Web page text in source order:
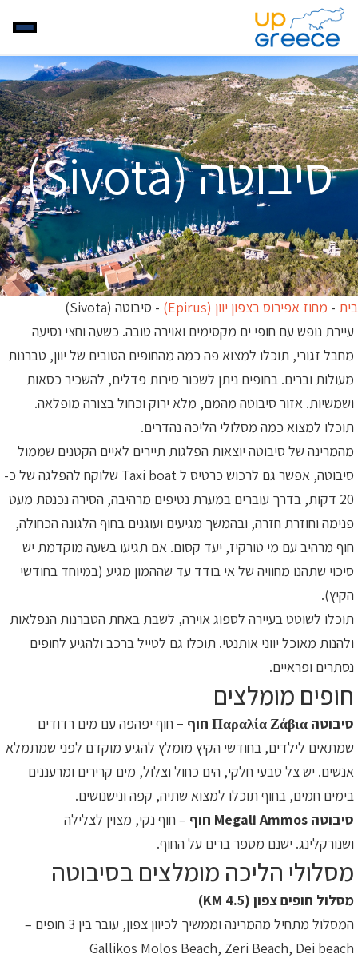
סיבוטה (Sivota)
בית - מחוז אפירוס בצפון יוון (Epirus) - סיבוטה (Sivota)
עיירת נופש עם חופי ים מקסימים ואוירה טובה. כשעה וחצי נסיעה
מחבל זגורי, תוכלו למצוא פה כמה מהחופים הטובים של יוון, טברנות
מעולות וברים. בחופים ניתן לשכור סירות פדלים, להשכיר כסאות
ושמשיות. אזור סיבוטה מהמם, מלא ירוק וכחול בצורה מופלאה.
תוכלו למצוא כמה מסלולי הליכה נהדרים.
מהמרינה של סיבוטה יוצאות הפלגות תיירים לאיים הקטנים שממול
סיבוטה, אפשר גם לרכוש כרטיס ל Taxi boat שלוקח להפלגה של כ-
20 דקות, בדרך עוברים במערת נטיפים מרהיבה, הסירה נכנסת מעט
פנימה וחוזרת חזרה, ובהמשך מגיעים ועוגנים בחוף הלגונה הכחולה,
חוף מרהיב עם מי טורקיז, יעד קסום. אם תגיעו בשעה מוקדמת יש
סיכוי שתהנו מחוויה של אי בודד עד שההמון מגיע (במיוחד בחודשי
הקיץ).
תוכלו לשוטט בעיירה לספוג אוירה, לשבת באחת הטברנות הנפלאות
ולהנות מאוכל יווני אותנטי. תוכלו גם לטייל ברכב ולהגיע לחופים
נסתרים ופראיים.
חופים מומלצים
סיבוטה Παραλία Ζάβια חוף –
חוף יפהפה עם מים רדודים
שמתאים לילדים, בחודשי הקיץ מומלץ להגיע מוקדם לפני שמתמלא
אנשים. יש צל טבעי חלקי, הים כחול וצלול, מים קרירים ומרעננים
בימים חמים, בחוף תוכלו למצוא שתיה, קפה ונישנושים.
סיבוטה Megali Ammos חוף
– חוף נקי, מצוין לצלילה
ושנורקלינג. ישנם מספר ברים על החוף.
מסלולי הליכה מומלצים בסיבוטה
מסלול חופים צפון (4.5 KM)
המסלול מתחיל מהמרינה וממשיך לכיוון צפון, עובר בין 3 חופים –
Gallikos Molos Beach, Zeri Beach, Dei beach